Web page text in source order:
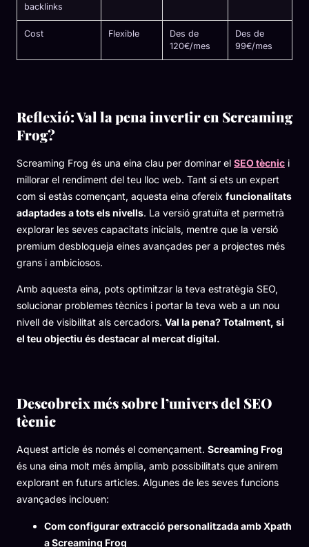
backlinks
Cost Flexible
Des de
120€/mes
Des de
99€/mes
Reflexió: Val la pena invertir en Screaming
Frog?
Screaming Frog és una eina clau per dominar el SEO tècnic i
millorar el rendiment del teu lloc web. Tant si ets un expert
com si estàs començant, aquesta eina ofereix funcionalitats
adaptades a tots els nivells. La versió gratuïta et permetrà
explorar les seves capacitats inicials, mentre que la versió
premium desbloqueja eines avançades per a projectes més
grans i ambiciosos.
Amb aquesta eina, pots optimitzar la teva estratègia SEO,
solucionar problemes tècnics i portar la teva web a un nou
nivell de visibilitat als cercadors. Val la pena? Totalment, si
el teu objectiu és destacar al mercat digital.
Descobreix més sobre l’univers del SEO
tècnic
Aquest article és només el començament. Screaming Frog
és una eina molt més àmplia, amb possibilitats que anirem
explorant en futurs articles. Algunes de les seves funcions
avançades inclouen:
Com configurar extracció personalitzada amb Xpath
a Screaming Frog